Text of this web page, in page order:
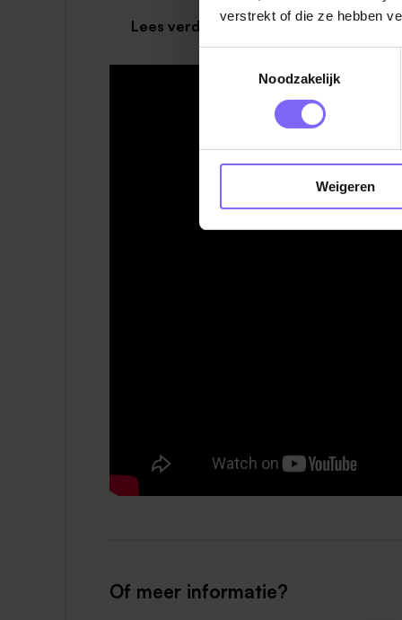
verstrekt of die ze hebben
Noodzakelijk
Weigeren
een salaris tussen € 3.231 en € 4.613
een dynamische baan waarin geen
de ruimte om initiatief te nemen en
Lees verder
Of meer informatie?